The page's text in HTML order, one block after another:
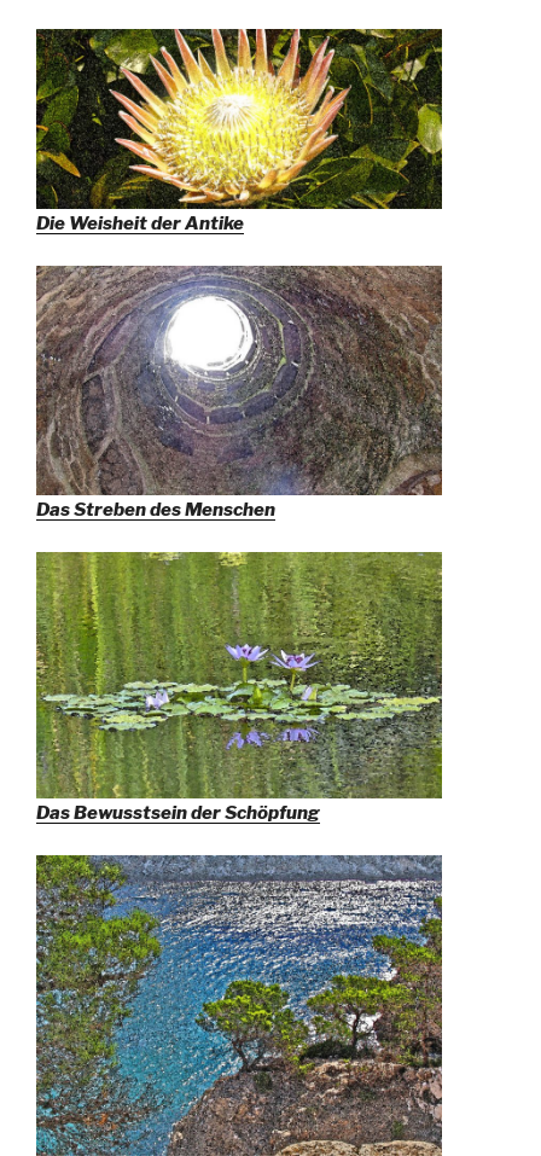
Die Weisheit der Antike
Das Streben des Menschen
Das Bewusstsein der Schöpfung